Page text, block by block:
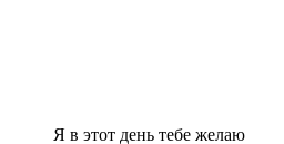
Я в этот день тебе желаю